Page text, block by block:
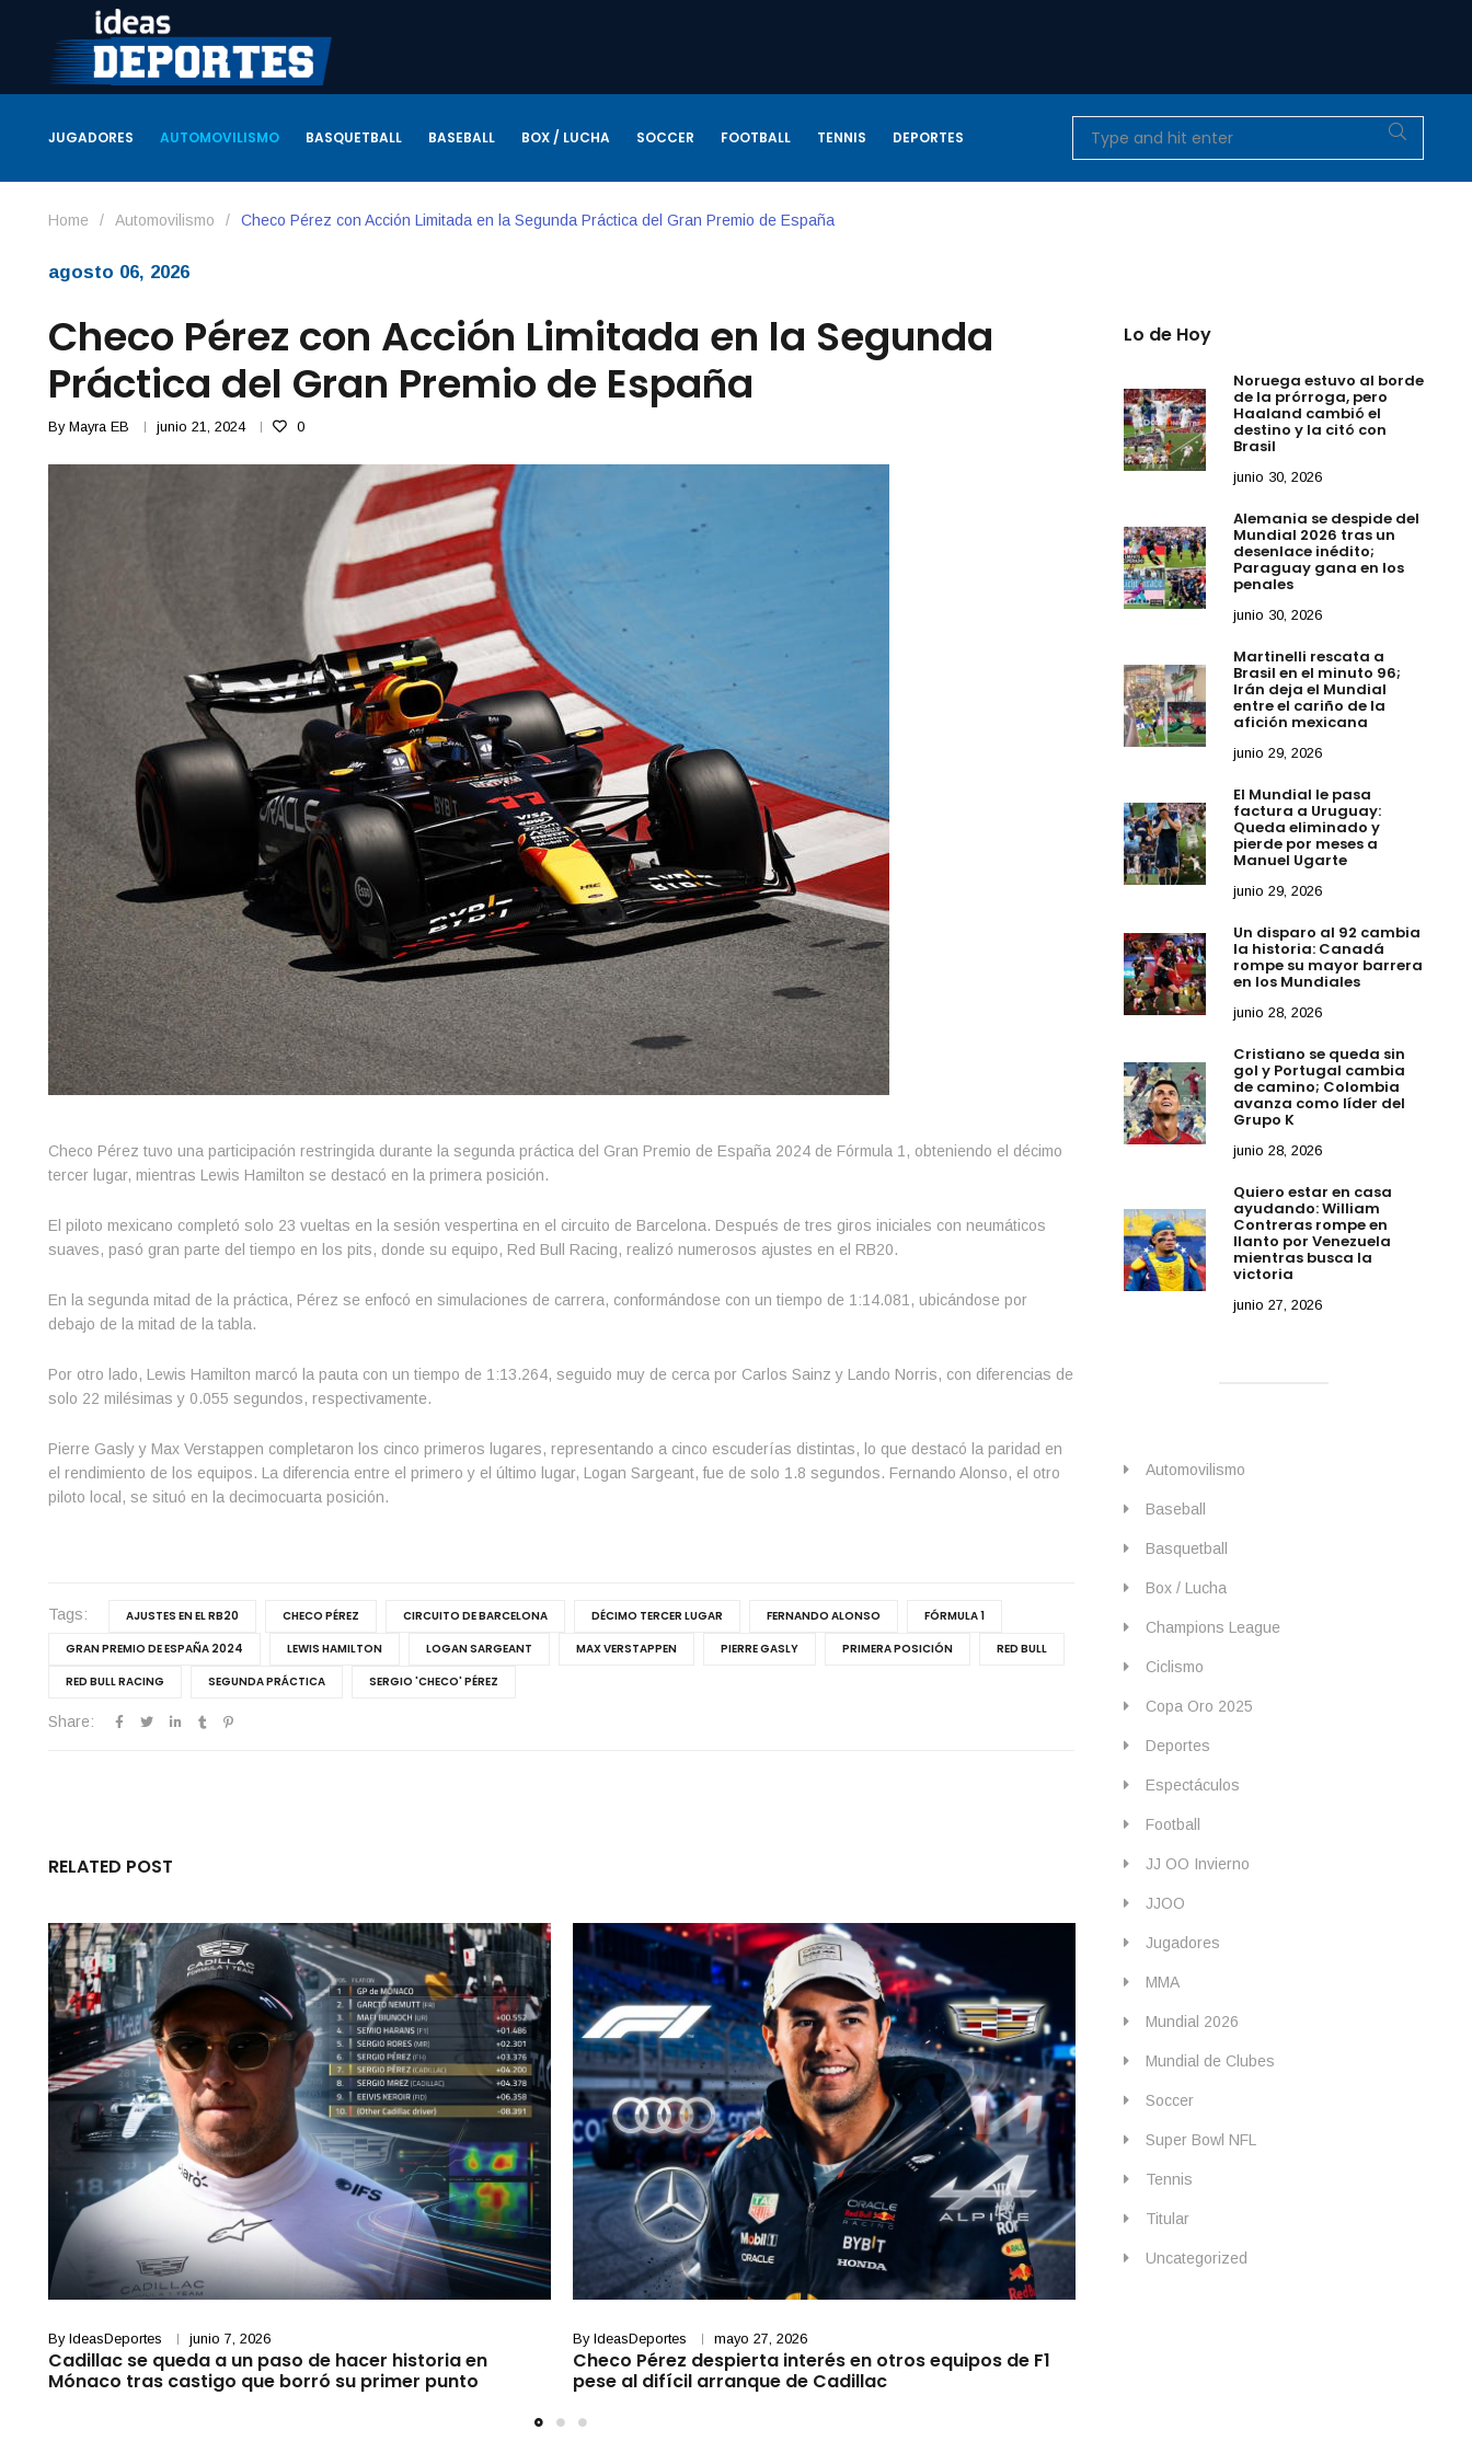
JUGADORES AUTOMOVILISMO BASQUETBALL BASEBALL BOX / LUCHA SOCCER FOOTBALL TENNIS DEPORTES
Home / Automovilismo / Checo Pérez con Acción Limitada en la Segunda Práctica del Gran Premio de España
agosto 06, 2026
Checo Pérez con Acción Limitada en la Segunda
Práctica del Gran Premio de España
By Mayra EB junio 21, 2024 0
Checo Pérez tuvo una participación restringida durante la segunda práctica del Gran Premio de España 2024 de Fórmula 1, obteniendo el décimo
tercer lugar, mientras Lewis Hamilton se destacó en la primera posición.
El piloto mexicano completó solo 23 vueltas en la sesión vespertina en el circuito de Barcelona. Después de tres giros iniciales con neumáticos
suaves, pasó gran parte del tiempo en los pits, donde su equipo, Red Bull Racing, realizó numerosos ajustes en el RB20.
En la segunda mitad de la práctica, Pérez se enfocó en simulaciones de carrera, conformándose con un tiempo de 1:14.081, ubicándose por
debajo de la mitad de la tabla.
Por otro lado, Lewis Hamilton marcó la pauta con un tiempo de 1:13.264, seguido muy de cerca por Carlos Sainz y Lando Norris, con diferencias de
solo 22 milésimas y 0.055 segundos, respectivamente.
Pierre Gasly y Max Verstappen completaron los cinco primeros lugares, representando a cinco escuderías distintas, lo que destacó la paridad en
el rendimiento de los equipos. La diferencia entre el primero y el último lugar, Logan Sargeant, fue de solo 1.8 segundos. Fernando Alonso, el otro
piloto local, se situó en la decimocuarta posición.
Tags: AJUSTES EN EL RB20 CHECO PÉREZ CIRCUITO DE BARCELONA DÉCIMO TERCER LUGAR FERNANDO ALONSO
FÓRMULA 1
GRAN PREMIO DE ESPAÑA 2024
LEWIS HAMILTON LOGAN SARGEANT MAX VERSTAPPEN PIERRE GASLY PRIMERA POSICIÓN
RED BULL
RED BULL RACING
SEGUNDA PRÁCTICA SERGIO 'CHECO' PÉREZ
Share:
RELATED POST
By IdeasDeportes junio 7, 2026
Cadillac se queda a un paso de hacer historia en
Mónaco tras castigo que borró su primer punto
By IdeasDeportes mayo 27, 2026
Checo Pérez despierta interés en otros equipos de F1
pese al difícil arranque de Cadillac
Lo de Hoy
Noruega estuvo al borde
de la prórroga, pero
Haaland cambió el
destino y la citó con
Brasil
junio 30, 2026
Alemania se despide del
Mundial 2026 tras un
desenlace inédito;
Paraguay gana en los
penales
junio 30, 2026
Martinelli rescata a
Brasil en el minuto 96;
Irán deja el Mundial
entre el cariño de la
afición mexicana
junio 29, 2026
El Mundial le pasa
factura a Uruguay:
Queda eliminado y
pierde por meses a
Manuel Ugarte
junio 29, 2026
Un disparo al 92 cambia
la historia: Canadá
rompe su mayor barrera
en los Mundiales
junio 28, 2026
Cristiano se queda sin
gol y Portugal cambia
de camino; Colombia
avanza como líder del
Grupo K
junio 28, 2026
Quiero estar en casa
ayudando: William
Contreras rompe en
llanto por Venezuela
mientras busca la
victoria
junio 27, 2026
Automovilismo
Baseball
Basquetball
Box / Lucha
Champions League
Ciclismo
Copa Oro 2025
Deportes
Espectáculos
Football
JJ OO Invierno
JJOO
Jugadores
MMA
Mundial 2026
Mundial de Clubes
Soccer
Super Bowl NFL
Tennis
Titular
Uncategorized